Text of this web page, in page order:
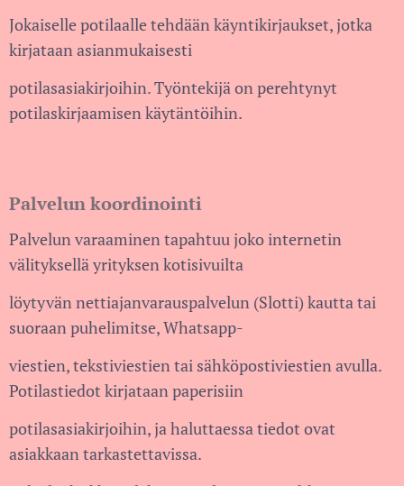
Jokaiselle potilaalle tehdään käyntikirjaukset, jotka
kirjataan asianmukaisesti
potilasasiakirjoihin. Työntekijä on perehtynyt
potilaskirjaamisen käytäntöihin.
Palvelun koordinointi
Palvelun varaaminen tapahtuu joko internetin
välityksellä yrityksen kotisivuilta
löytyvän nettiajanvarauspalvelun (Slotti) kautta tai
suoraan puhelimitse, Whatsapp-
viestien, tekstiviestien tai sähköpostiviestien avulla.
Potilastiedot kirjataan paperisiin
potilasasiakirjoihin, ja haluttaessa tiedot ovat
asiakkaan tarkastettavissa.